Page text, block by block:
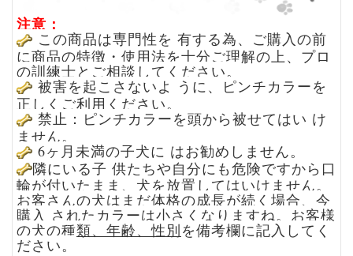
注意：
この商品は専門性を 有する為、ご購入の前
に商品の特徴・使用法を十分ご理解の上、プロ
の訓練士とご相談してください。
被害を起こさないよ うに、ピンチカラーを
正しくご利用ください。
禁止：ピンチカラーを頭から被せてはい け
ません。
6ヶ月未満の子犬に はお勧めしません。
隣にいる子 供たちや自分にも危険ですから 口
輪が付いたまま 、 犬を放置してはいけません。
お客さんの犬はまだ体格の成長が続く場合、今
購入 されたカラーは小さくなりますね。 お客様
の犬の種類、年齢、性別を備考欄に記入してく
ださい。